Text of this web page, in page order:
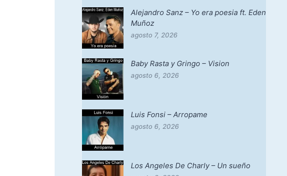
Alejandro Sanz – Yo era poesia ft. Eden
Muñoz
agosto 7, 2026
Baby Rasta y Gringo – Vision
agosto 6, 2026
Luis Fonsi – Arropame
agosto 6, 2026
Los Angeles De Charly – Un sueño